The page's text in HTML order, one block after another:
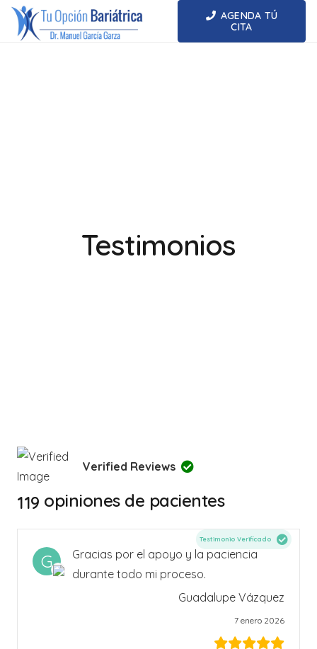
AGENDA TÚ
CITA
Testimonios
Verified Reviews
119 opiniones de pacientes
G
Gracias por el apoyo y la paciencia
durante todo mi proceso.
Testimonio Verificado
Guadalupe Vázquez
7 enero 2026